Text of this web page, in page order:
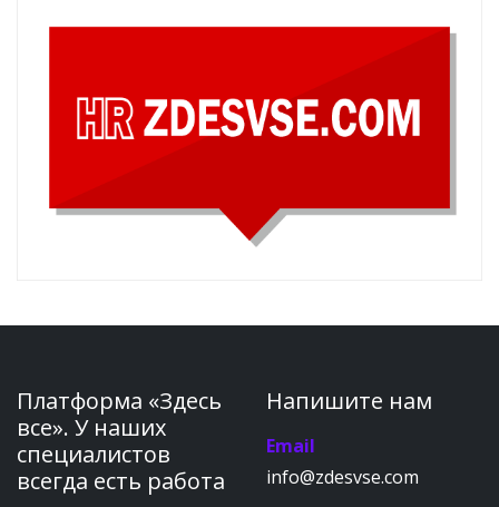
Платформа «Здесь
все». У наших
специалистов
всегда есть работа
Напишите нам
Email
info@zdesvse.com